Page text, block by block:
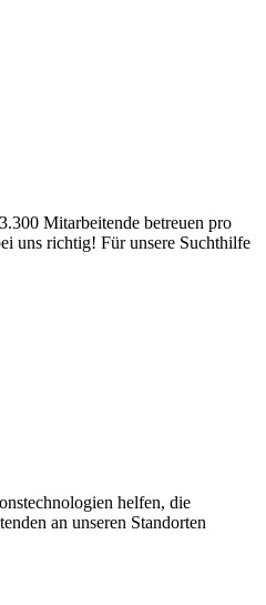
Mitarbeitende betreuen pro
uns richtig! Für unsere Suchthilfe
helfen, die
an unseren Standorten